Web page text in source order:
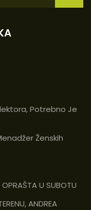
Potrebno Je
Ženskih
OPRAŠTA U SUBOTU
ANDREA